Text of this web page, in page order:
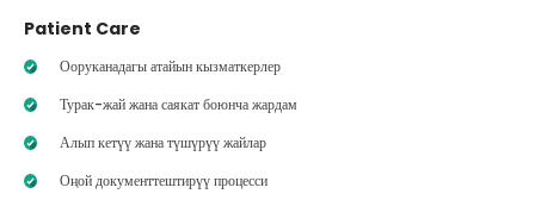
Patient Care
Ооруканадагы атайын кызматкерлер
Турак-жай жана саякат боюнча жардам
Алып кетүү жана түшүрүү жайлар
Оңой документтештирүү процесси